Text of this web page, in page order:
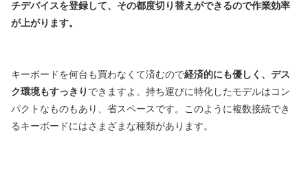
チデバイスを登録して、その都度切り替えができるので作業効率
が上がります。
キーボードを何台も買わなくて済むので経済的にも優しく、デス
ク環境もすっきり できますよ。持ち運びに特化したモデルはコン
パクトなものもあり、省スペースです。このように複数接続でき
るキーボードにはさまざまな種類があります。